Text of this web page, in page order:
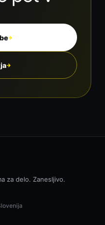
→
→
za delo. Zanesljivo.